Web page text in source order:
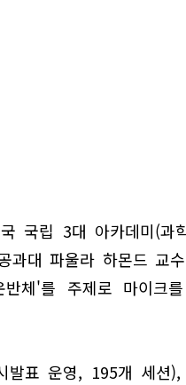
국립 3대 아카데미(과
과대 파울라 하몬드
체'를 주제로 마이크
발표 운영, 195개 세션